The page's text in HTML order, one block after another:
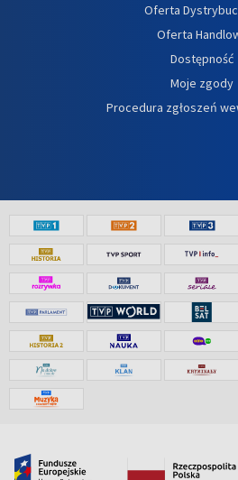
Oferta
Oferta
Dostępność
Moje zgody
Procedura zgłoszeń